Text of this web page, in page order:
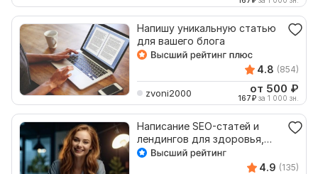
Напишу уникальную статью
для вашего блога
4.8 (854)
zvoni2000 от 500 ₽
167₽ за 1 000 зн.
Написание SEO-статей и
лендингов для здоровья,
блог и дзен
4.9 (135)